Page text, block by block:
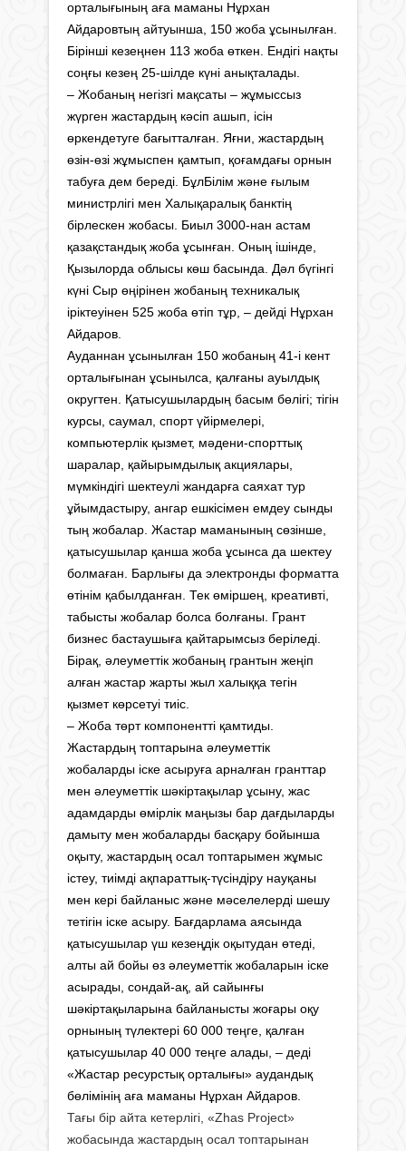
орталығының аға маманы Нұрхан
Айдаровтың айтуынша, 150 жоба ұсынылған.
Бірінші кезеңнен 113 жоба өткен. Ендігі нақты
соңғы кезең 25-шілде күні анықталады.
– Жобаның негізгі мақсаты – жұмыссыз
жүрген жастардың кәсіп ашып, ісін
өркендетуге бағытталған. Яғни, жастардың
өзін-өзі жұмыспен қамтып, қоғамдағы орнын
табуға дем береді. БұлБілім және ғылым
министрлігі мен Халықаралық банктің
бірлескен жобасы. Биыл 3000-нан астам
қазақстандық жоба ұсынған. Оның ішінде,
Қызылорда облысы көш басында. Дәл бүгінгі
күні Сыр өңірінен жобаның техникалық
іріктеуінен 525 жоба өтіп тұр, – дейді Нұрхан
Айдаров.
Ауданнан ұсынылған 150 жобаның 41-і кент
орталығынан ұсынылса, қалғаны ауылдық
округтен. Қатысушылардың басым бөлігі; тігін
курсы, саумал, спорт үйірмелері,
компьютерлік қызмет, мәдени-спорттық
шаралар, қайырымдылық акциялары,
мүмкіндігі шектеулі жандарға саяхат тур
ұйымдастыру, ангар ешкісімен емдеу сынды
тың жобалар. Жастар маманының сөзінше,
қатысушылар қанша жоба ұсынса да шектеу
болмаған. Барлығы да электронды форматта
өтінім қабылданған. Тек өміршең, креативті,
табысты жобалар болса болғаны. Грант
бизнес бастаушыға қайтарымсыз беріледі.
Бірақ, әлеуметтік жобаның грантын жеңіп
алған жастар жарты жыл халыққа тегін
қызмет көрсетуі тиіс.
– Жоба төрт компонентті қамтиды.
Жастардың топтарына әлеуметтік
жобаларды іске асыруға арналған гранттар
мен әлеуметтік шәкіртақылар ұсыну, жас
адамдарды өмірлік маңызы бар дағдыларды
дамыту мен жобаларды басқару бойынша
оқыту, жастардың осал топтарымен жұмыс
істеу, тиімді ақпараттық-түсіндіру науқаны
мен кері байланыс және мәселелерді шешу
тетігін іске асыру. Бағдарлама аясында
қатысушылар үш кезеңдік оқытудан өтеді,
алты ай бойы өз әлеуметтік жобаларын іске
асырады, сондай-ақ, ай сайынғы
шәкіртақыларына байланысты жоғары оқу
орнының түлектері 60 000 теңге, қалған
қатысушылар 40 000 теңге алады, – деді
«Жастар ресурстық орталығы» аудандық
бөлімінің аға маманы Нұрхан Айдаров.
Тағы бір айта кетерлігі, «Zhas Project»
жобасында жастардың осал топтарынан